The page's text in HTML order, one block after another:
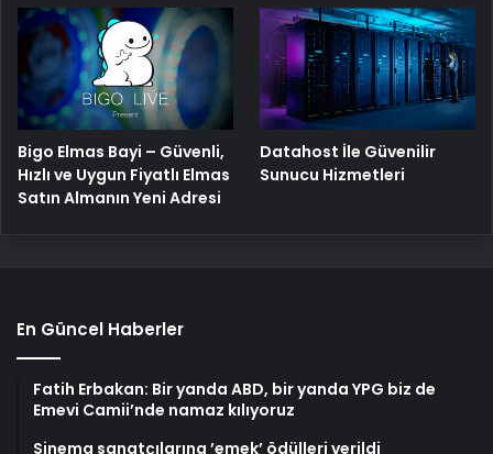
Bigo Elmas Bayi – Güvenli,
Hızlı ve Uygun Fiyatlı Elmas
Satın Almanın Yeni Adresi
Datahost İle Güvenilir
Sunucu Hizmetleri
En Güncel Haberler
Fatih Erbakan: Bir yanda ABD, bir yanda YPG biz de
Emevi Camii’nde namaz kılıyoruz
Sinema sanatçılarına ’emek’ ödülleri verildi